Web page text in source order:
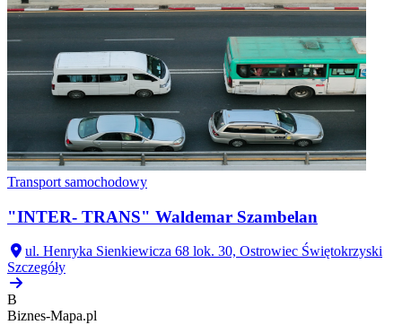
Transport samochodowy
"INTER- TRANS" Waldemar Szambelan
ul. Henryka Sienkiewicza 68 lok. 30, Ostrowiec Świętokrzyski
Szczegóły
B
Biznes-Mapa.pl